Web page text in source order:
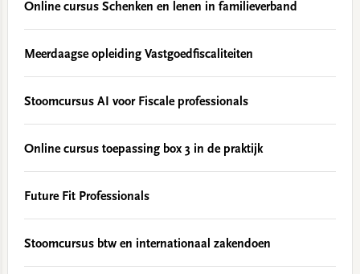
Online cursus Schenken en lenen in familieverband
Meerdaagse opleiding Vastgoedfiscaliteiten
Stoomcursus AI voor Fiscale professionals
Online cursus toepassing box 3 in de praktijk
Future Fit Professionals
Stoomcursus btw en internationaal zakendoen